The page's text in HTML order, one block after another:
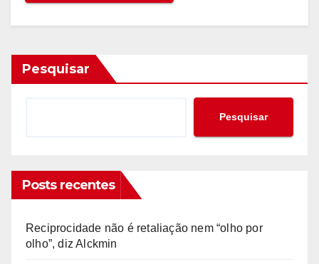
Pesquisar
Pesquisar
Posts recentes
Reciprocidade não é retaliação nem “olho por
olho”, diz Alckmin